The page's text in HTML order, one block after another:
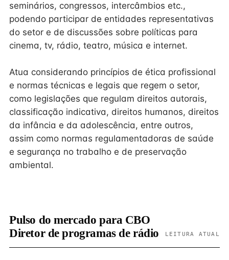
seminários, congressos, intercâmbios etc.,
podendo participar de entidades representativas
do setor e de discussões sobre políticas para
cinema, tv, rádio, teatro, música e internet.
Atua considerando princípios de ética profissional
e normas técnicas e legais que regem o setor,
como legislações que regulam direitos autorais,
classificação indicativa, direitos humanos, direitos
da infância e da adolescência, entre outros,
assim como normas regulamentadoras de saúde
e segurança no trabalho e de preservação
ambiental.
Pulso do mercado para CBO
Diretor de programas de rádio
LEITURA ATUAL